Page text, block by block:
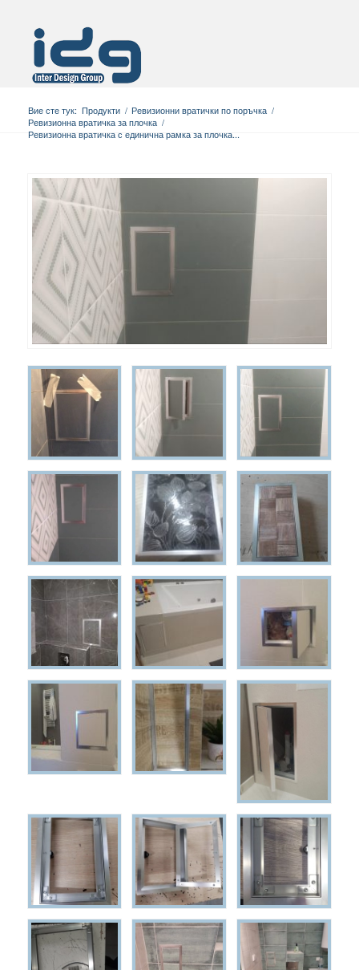
Вие сте тук: Продукти / Ревизионни вратички по поръчка /
Ревизионна вратичка за плочка /
Ревизионна вратичка с единична рамка за плочка...